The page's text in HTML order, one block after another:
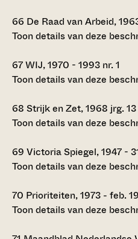
66 De Raad van Arbeid,
Toon details van deze
67WIJ, 1970 - 1993 nr. 1
Toon details van deze
68 Strijk en Zet, 1968 jrg.
Toon details van deze
69 Victoria Spiegel, 1947 -
Toon details van deze
70 Prioriteiten, 1973 - feb.
Toon details van deze